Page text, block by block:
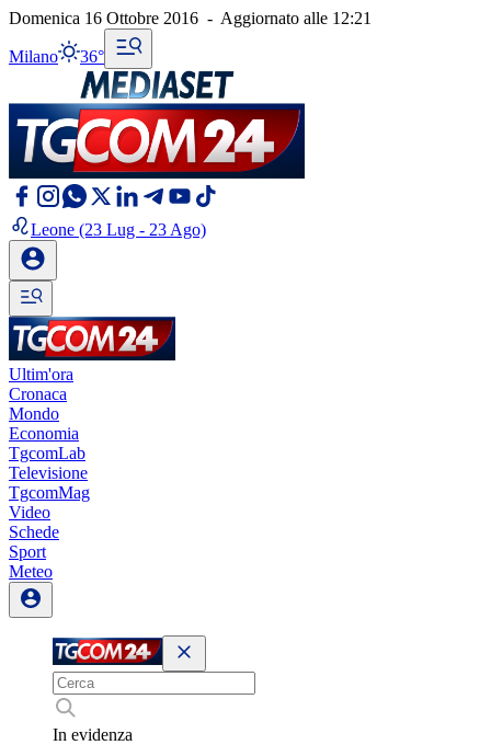
Domenica 16 Ottobre 2016 - Aggiornato alle 12:21
Milano 36°
Leone (23 Lug - 23 Ago)
Ultim'ora
Cronaca
Mondo
Economia
TgcomLab
Televisione
TgcomMag
Video
Schede
Sport
Meteo
In evidenza